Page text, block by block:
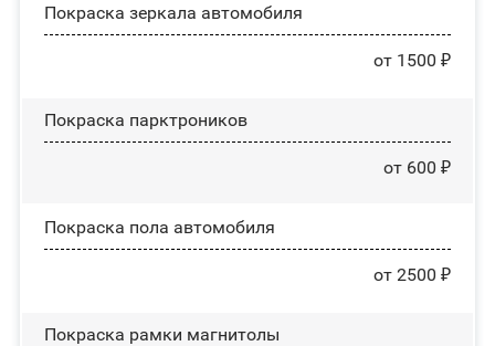
Покраска зеркала автомобиля
от 1500 ₽
Покраска парктроников
от 600 ₽
Покраска пола автомобиля
от 2500 ₽
Покраска рамки магнитолы